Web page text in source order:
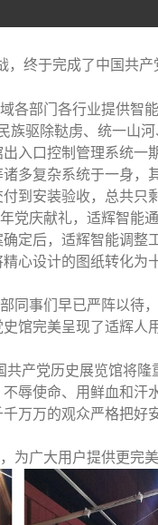
终于完成了中国共
部门各行业提供智
驱除鞑虏、统一山
口控制管理系统一
多复杂系统于一身，
到安装验收，总共只
庆献礼，适辉智能
定后，适辉智能调整
心设计的图纸转化
事们早已严阵以待
馆完美呈现了适辉人
产党历史展览馆将隆
辱使命、用鲜血和
万万的观众严格把好
广大用户提供更完美